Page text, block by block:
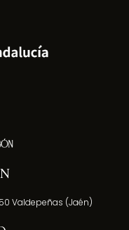
Valdepeñas (Jaén)